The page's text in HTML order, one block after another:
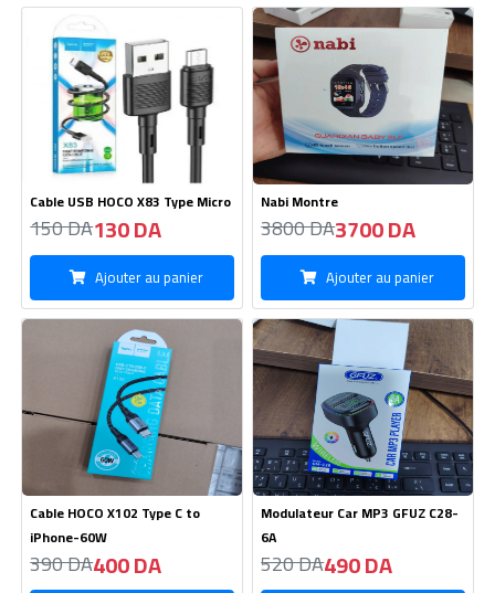
Cable USB HOCO X83 Type Micro
150 DA130 DA
Ajouter au panier
Nabi Montre
3800 DA3700 DA
Ajouter au panier
Cable HOCO X102 Type C to
iPhone-60W
390 DA400 DA
Modulateur Car MP3 GFUZ C28-
6A
520 DA490 DA